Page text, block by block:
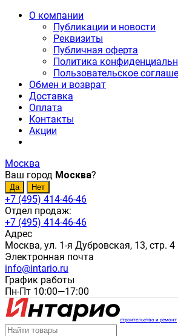
О компании
Публикации и новости
Реквизиты
Публичная оферта
Политика
Пользовательское
Обмен и возврат
Доставка
Оплата
Контакты
Акции
Москва
Ваш город Москва?
+7 (495) 414-46-46
Отдел продаж:
+7 (495) 414-46-46
Адрес
Москва, ул. 1-я Дубровская, 13, стр. 4
Электронная почта
info@intario.ru
График работы
Пн-Пт 10:00—17:00
строительство и ремонт